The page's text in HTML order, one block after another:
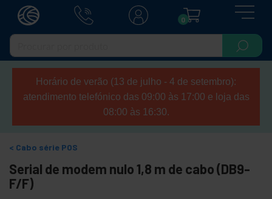
0
Horário de verão (13 de julho - 4 de setembro):
atendimento telefónico das 09:00 às 17:00 e loja das
08:00 às 16:30.
Cabo série POS
Serial de modem nulo 1,8 m de cabo (DB9-
F/F)